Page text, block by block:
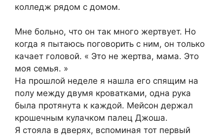
колледж рядом с домом.
Мне больно, что он так много жертвует. Но
когда я пытаюсь поговорить с ним, он только
качает головой. « Это не жертва, мама. Это
моя семья. »
На прошлой неделе я нашла его спящим на
полу между двумя кроватками, одна рука
была протянута к каждой. Мейсон держал
крошечным кулачком палец Джоша.
Я стояла в дверях, вспоминая тот первый